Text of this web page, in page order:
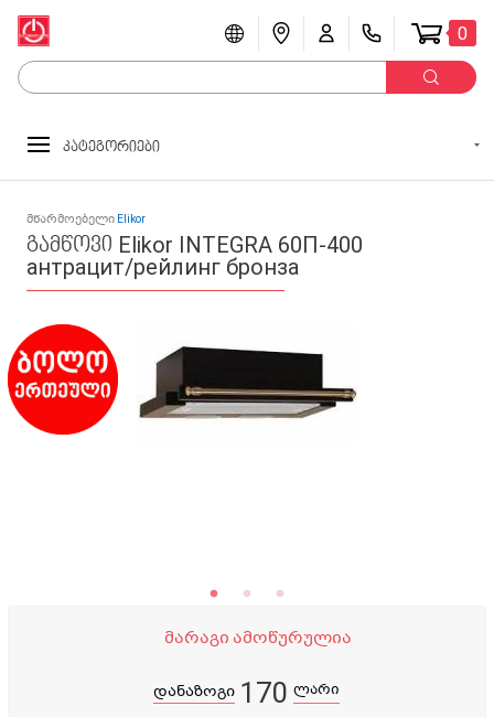
0
კატეგორიები
მწარმოებელი Elikor
გამწოვი Elikor INTEGRA 60П-400
антрацит/рейлинг бронза
მარაგი ამოწურულია
დანაზოგი 170 ლარი